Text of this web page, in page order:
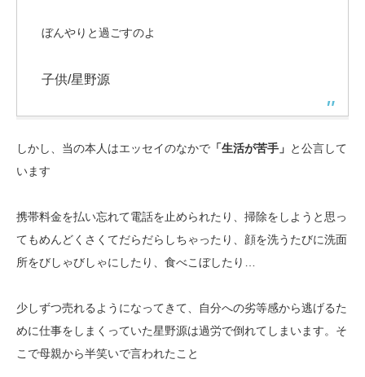
ぼんやりと過ごすのよ
子供/星野源
しかし、当の本人はエッセイのなかで 「生活が苦手」 と公言して
います
携帯料金を払い忘れて電話を止められたり、掃除をしようと思っ
てもめんどくさくてだらだらしちゃったり、顔を洗うたびに洗面
所をびしゃびしゃにしたり、食べこぼしたり…
少しずつ売れるようになってきて、自分への劣等感から逃げるた
めに仕事をしまくっていた星野源は過労で倒れてしまいます。そ
こで母親から半笑いで言われたこと